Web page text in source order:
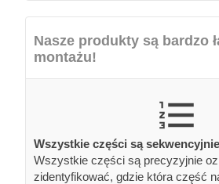
Nasze produkty są bardzo
montażu!
Wszystkie części są
Wszystkie części są precyzyjnie
zidentyfikować, gdzie która część